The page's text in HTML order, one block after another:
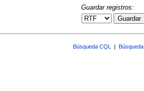
Guardar registros:
Guardar
Búsqueda CQL